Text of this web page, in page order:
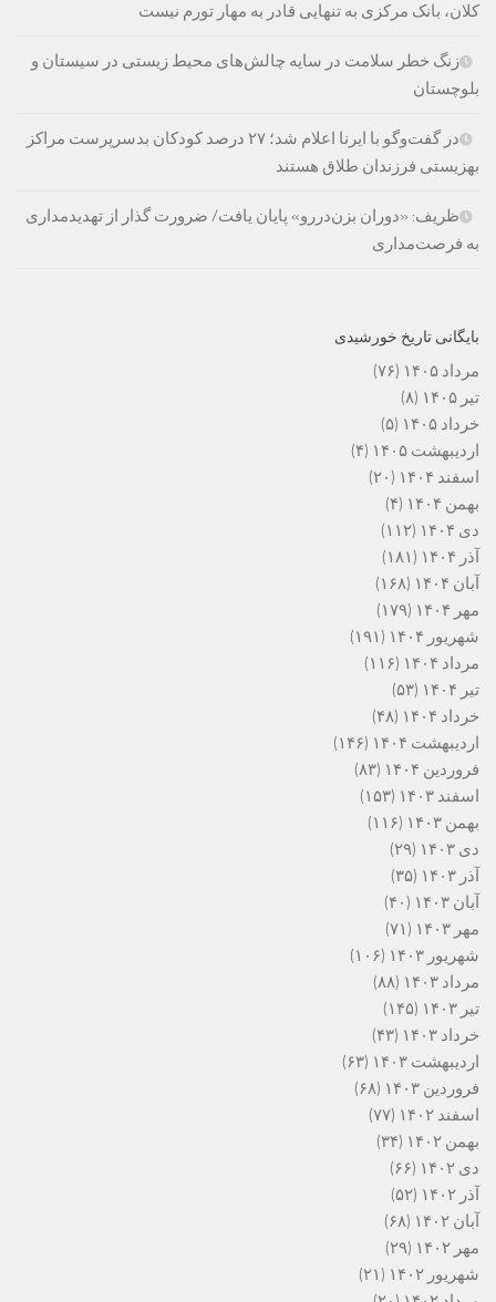
کلان، بانک مرکزی به تنهایی قادر به مهار تورم نیست
زنگ خطر سلامت در سایه چالش‌های محیط زیستی در سیستان و
بلوچستان
در گفت‌وگو با ایرنا اعلام شد؛ ۲۷ درصد کودکان بدسرپرست مراکز
بهزیستی فرزندان طلاق هستند
ظریف: «دوران بزن‌دررو» پایان یافت/ ضرورت گذار از تهدیدمداری
به فرصت‌مداری
بایگانی تاریخ خورشیدی
مرداد ۱۴۰۵
(۷۶)
تیر ۱۴۰۵
(۸)
خرداد ۱۴۰۵
(۵)
اردیبهشت ۱۴۰۵
(۴)
اسفند ۱۴۰۴
(۲۰)
بهمن ۱۴۰۴
(۴)
دی ۱۴۰۴
(۱۱۲)
آذر ۱۴۰۴
(۱۸۱)
آبان ۱۴۰۴
(۱۶۸)
مهر ۱۴۰۴
(۱۷۹)
شهریور ۱۴۰۴
(۱۹۱)
مرداد ۱۴۰۴
(۱۱۶)
تیر ۱۴۰۴
(۵۳)
خرداد ۱۴۰۴
(۴۸)
اردیبهشت ۱۴۰۴
(۱۴۶)
فروردین ۱۴۰۴
(۸۳)
اسفند ۱۴۰۳
(۱۵۳)
بهمن ۱۴۰۳
(۱۱۶)
دی ۱۴۰۳
(۲۹)
آذر ۱۴۰۳
(۳۵)
آبان ۱۴۰۳
(۴۰)
مهر ۱۴۰۳
(۷۱)
شهریور ۱۴۰۳
(۱۰۶)
مرداد ۱۴۰۳
(۸۸)
تیر ۱۴۰۳
(۱۴۵)
خرداد ۱۴۰۳
(۴۳)
اردیبهشت ۱۴۰۳
(۶۳)
فروردین ۱۴۰۳
(۶۸)
اسفند ۱۴۰۲
(۷۷)
بهمن ۱۴۰۲
(۳۴)
دی ۱۴۰۲
(۶۶)
آذر ۱۴۰۲
(۵۲)
آبان ۱۴۰۲
(۶۸)
مهر ۱۴۰۲
(۲۹)
شهریور ۱۴۰۲
(۲۱)